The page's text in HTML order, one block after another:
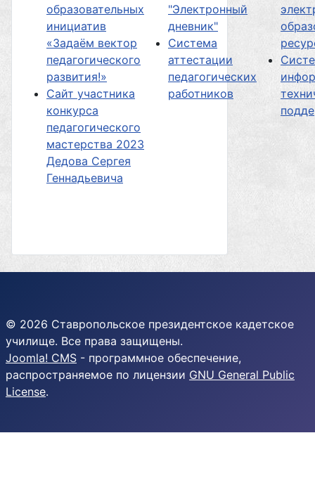
образовательных
инициатив
«Задаём вектор
педагогического
развития!»
Сайт участника
конкурса
педагогического
мастерства 2023
Дедова Сергея
Геннадьевича
"Электронный
дневник"
Система
аттестации
педагогических
работников
© 2026 Ставропольское президентское кадетское
училище. Все права защищены.
Joomla! CMS - программное обеспечение,
распространяемое по лицензии GNU General Public
License.